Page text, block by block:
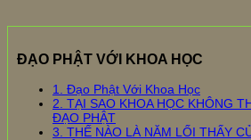
ĐẠO PHẬT VỚI KHOA HỌC
1. Đạo Phật Với Khoa Học
2. TẠI SAO KHOA HỌC KHÔNG
ĐẠO PHẬT
3. THẾ NÀO LÀ NĂM LỐI THẤY